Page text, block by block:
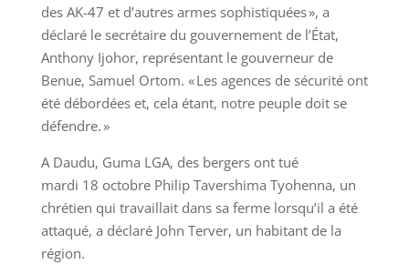
des AK-47 et d’autres armes sophistiquées », a
déclaré le secrétaire du gouvernement de l’État,
Anthony Ijohor, représentant le gouverneur de
Benue, Samuel Ortom. « Les agences de sécurité ont
été débordées et, cela étant, notre peuple doit se
défendre. »
A Daudu, Guma LGA, des bergers ont tué
mardi 18 octobre Philip Tavershima Tyohenna, un
chrétien qui travaillait dans sa ferme lorsqu’il a été
attaqué, a déclaré John Terver, un habitant de la
région.